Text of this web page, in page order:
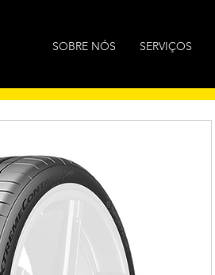
SOBRE NÓS SERVIÇOS